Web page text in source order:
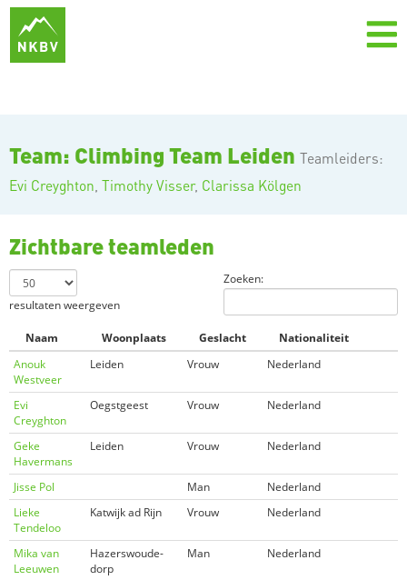
Team: Climbing Team Leiden Teamleiders:
Evi Creyghton, Timothy Visser, Clarissa Kölgen
Zichtbare teamleden
resultaten weergeven
Zoeken:
Naam Woonplaats Geslacht
Nationaliteit
Anouk
Westveer
Leiden Vrouw Nederland
Evi
Creyghton
Oegstgeest Vrouw Nederland
Geke
Havermans
Leiden Vrouw Nederland
Jisse Pol Man
Nederland
Lieke
Tendeloo
Katwijk ad Rijn Vrouw Nederland
Mika van
Leeuwen
Hazerswoude-
dorp
Man Nederland